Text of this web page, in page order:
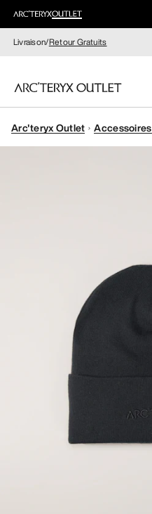
Livraison/Retour Gratuits
FEMME
Arc'teryx Outlet Accessoires